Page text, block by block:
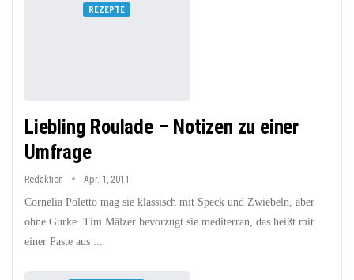
REZEPTE
Liebling Roulade – Notizen zu einer
Umfrage
Redaktion Apr. 1, 2011
Cornelia Poletto mag sie klassisch mit Speck und Zwiebeln, aber
ohne Gurke. Tim Mälzer bevorzugt sie mediterran, das heißt mit
einer Paste aus ...